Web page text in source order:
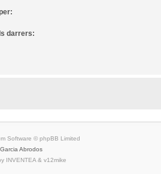
darrers:
Software © phpBB Limited
Abrodos
INVENTEA & v12mike